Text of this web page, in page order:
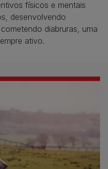
físicos e mentais
desenvolvendo
diabruras, uma
ativo.